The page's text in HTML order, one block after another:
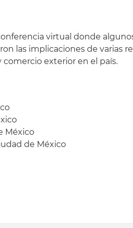
virtual donde
las implicaciones de varias
exterior en el país.
México
de México